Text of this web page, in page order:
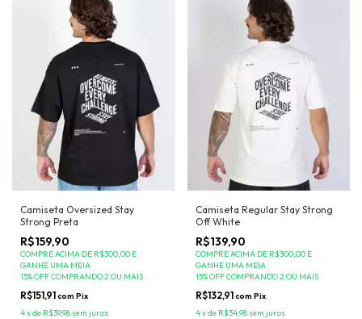
Camiseta Oversized Stay
Strong Preta
R$159,90
COMPRE ACIMA DE R$300,00 E
GANHE UMA MEIA
15% OFF COMPRANDO 2 OU MAIS
R$151,91com Pix
4xde R$39,98 sem juros
Camiseta Regular Stay Strong
Off White
R$139,90
COMPRE ACIMA DE R$300,00 E
GANHE UMA MEIA
15% OFF COMPRANDO 2 OU MAIS
R$132,91com Pix
4xde R$34,98 sem juros